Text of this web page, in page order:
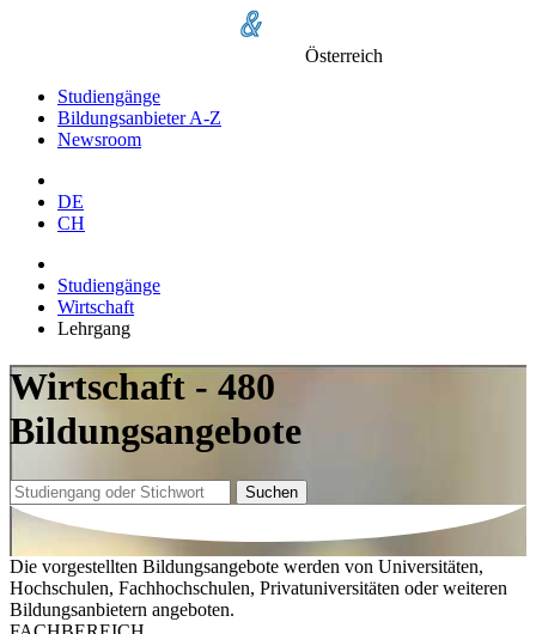
Österreich
Studiengänge
Bildungsanbieter A-Z
Newsroom
DE
CH
Studiengänge
Wirtschaft
Lehrgang
Wirtschaft - 480
Bildungsangebote
Suchen
Die vorgestellten Bildungsangebote werden von Universitäten,
Hochschulen, Fachhochschulen, Privatuniversitäten oder weiteren
Bildungsanbietern angeboten.